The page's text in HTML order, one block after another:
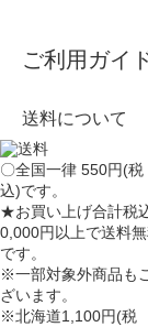
ご利用ガイ
送料について
〇全国一律 550円(税
込)です。
★お買い上げ合計税
0,000円以上で送料
です。
※一部対象外商品も
ざいます。
※北海道1,100円(税